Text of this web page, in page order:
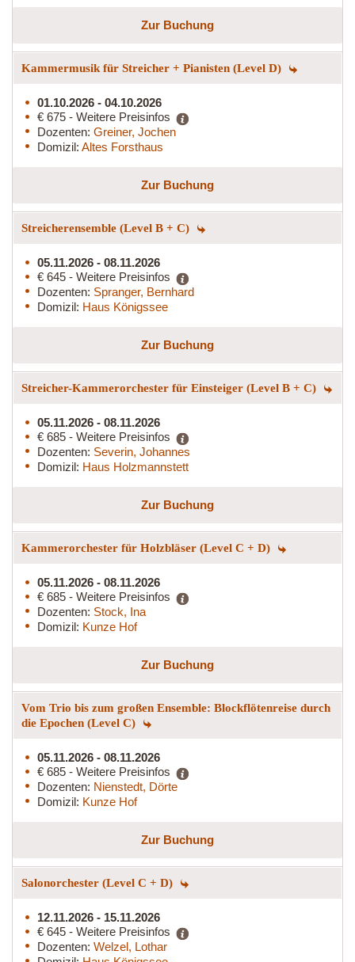
Zur Buchung
Kammermusik für Streicher + Pianisten (Level D)
01.10.2026 - 04.10.2026
€ 675 - Weitere Preisinfos
Dozenten: Greiner, Jochen
Domizil: Altes Forsthaus
Zur Buchung
Streicherensemble (Level B + C)
05.11.2026 - 08.11.2026
€ 645 - Weitere Preisinfos
Dozenten: Spranger, Bernhard
Domizil: Haus Königssee
Zur Buchung
Streicher-Kammerorchester für Einsteiger (Level B + C)
05.11.2026 - 08.11.2026
€ 685 - Weitere Preisinfos
Dozenten: Severin, Johannes
Domizil: Haus Holzmannstett
Zur Buchung
Kammerorchester für Holzbläser (Level C + D)
05.11.2026 - 08.11.2026
€ 685 - Weitere Preisinfos
Dozenten: Stock, Ina
Domizil: Kunze Hof
Zur Buchung
Vom Trio bis zum großen Ensemble: Blockflötenreise durch
die Epochen (Level C)
05.11.2026 - 08.11.2026
€ 685 - Weitere Preisinfos
Dozenten: Nienstedt, Dörte
Domizil: Kunze Hof
Zur Buchung
Salonorchester (Level C + D)
12.11.2026 - 15.11.2026
€ 645 - Weitere Preisinfos
Dozenten: Welzel, Lothar